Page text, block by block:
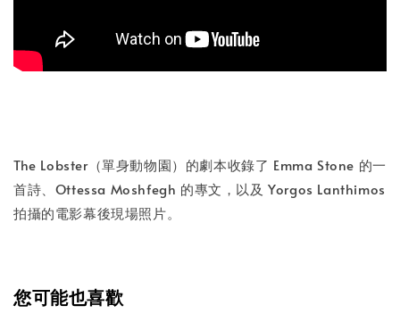
The Lobster（單身動物園）的劇本收錄了 Emma Stone 的一
首詩、Ottessa Moshfegh 的專文，以及 Yorgos Lanthimos
拍攝的電影幕後現場照片。
您可能也喜歡